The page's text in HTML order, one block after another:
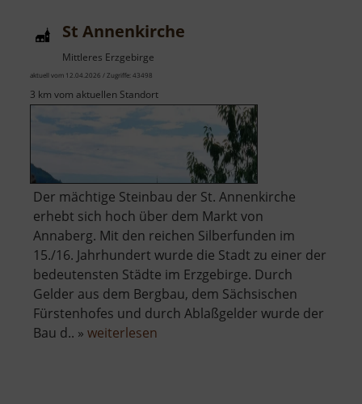
St Annenkirche
Mittleres Erzgebirge
aktuell vom 12.04.2026 / Zugriffe: 43498
3 km vom aktuellen Standort
Der mächtige Steinbau der St. Annenkirche
erhebt sich hoch über dem Markt von
Annaberg. Mit den reichen Silberfunden im
15./16. Jahrhundert wurde die Stadt zu einer der
bedeutensten Städte im Erzgebirge. Durch
Gelder aus dem Bergbau, dem Sächsischen
Fürstenhofes und durch Ablaßgelder wurde der
Bau d.. » weiterlesen